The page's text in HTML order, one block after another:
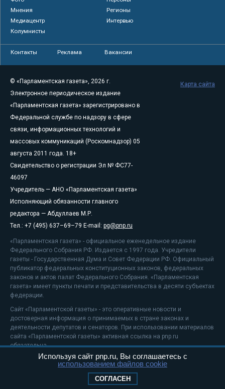
Мнения
Регионы
Медиацентр
Интервью
Колумнисты
Контакты Реклама Вакансии
© «Парламентская газета», 2026 г.
Электронное периодическое издание
«Парламентская газета» зарегистрировано в
Федеральной службе по надзору в сфере
связи, информационных технологий и
массовых коммуникаций (Роскомнадзор) 05
августа 2011 года. 18+
Свидетельство о регистрации Эл № ФС77-
46097
Учредитель — АНО «Парламентская газета»
Исполняющий обязанности главного
редактора — Абдуллаев М.Р.
Тел.: +7 (495) 637–69–79 E-mail: pg@pnp.ru
«Парламентская газета» - официальное еженедельное издание
Федерального Собрания РФ. Издается с 1997 года. Учредители
газеты - Государственная Дума и Совет Федерации РФ. Официальный
публикатор федеральных конституционных законов, федеральных
законов и актов палат Федерального Собрания. «Парламентская
газета» имеет пункты печати и представительства в десяти субъектах
федерации.
Сайт «Парламентской газеты» - это оперативные новости и
достоверная информация о принимаемых в стране законах и
деятельности депутатов и сенаторов. При использовании материалов
сайта «Парламентской газеты» активная ссылка на pnp.ru
обязательна.
На информационном ресурсе применяютсярекомендательные
Положение о защите персональных данных
Карта сайта
Используя сайт pnp.ru, Вы соглашаетесь с
использованием файлов cookie
СОГЛАСЕН